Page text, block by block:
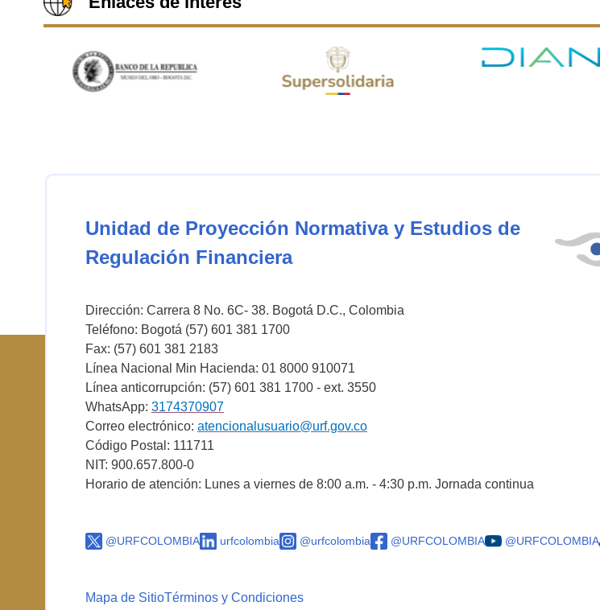
Unidad de Proyección Normativa y Estudios de
Regulación Financiera
Dirección: Carrera 8 No. 6C- 38. Bogotá D.C., Colombia
Teléfono: Bogotá (57) 601 381 1700
Fax: (57) 601 381 2183
Línea Nacional Min Hacienda: 01 8000 910071
Línea anticorrupción: (57) 601 381 1700 - ext. 3550
WhatsApp: 3174370907
Correo electrónico: atencionalusuario@urf.gov.co
Código Postal: 111711
NIT: 900.657.800-0
Horario de atención: Lunes a viernes de 8:00 a.m. - 4:30 p.m. Jornada continua
@URFCOLOMBIA urfcolombia @urfcolombia @URFCOLOMBIA @URFCOLOMBIA
Mapa de SitioTérminos y Condiciones